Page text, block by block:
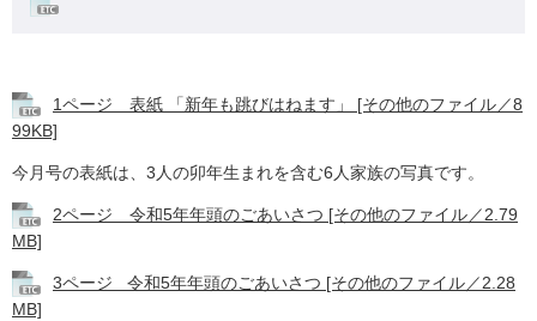
1ページ 表紙 「新年も跳びはねます」 [その他のファイル／8
99KB]
今月号の表紙は、3人の卯年生まれを含む6人家族の写真です。
2ページ 令和5年年頭のごあいさつ [その他のファイル／2.79
MB]
3ページ 令和5年年頭のごあいさつ [その他のファイル／2.28
MB]